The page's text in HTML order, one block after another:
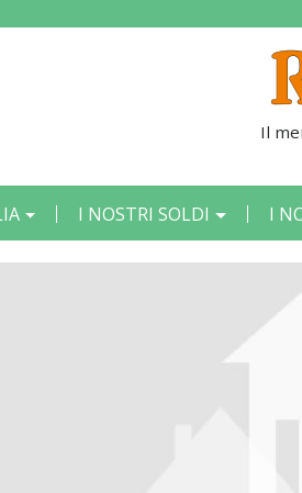
Il
I NOSTRI SOLDI I